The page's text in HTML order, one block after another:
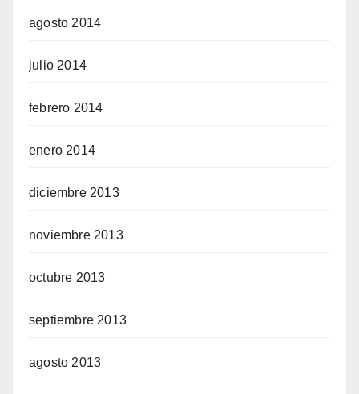
agosto 2014
julio 2014
febrero 2014
enero 2014
diciembre 2013
noviembre 2013
octubre 2013
septiembre 2013
agosto 2013